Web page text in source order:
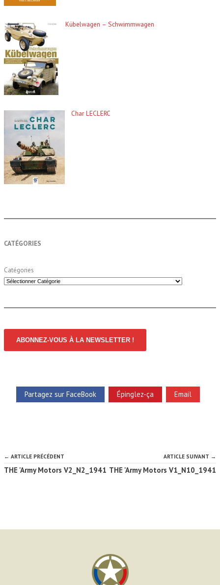
Kübelwagen – Schwimmwagen
Char LECLERC
CATÉGORIES
Catégories
ABONNEZ-VOUS À LA NEWSLETTER !
Partagez sur FaceBook Épinglez-ça Email
← ARTICLE PRÉCÉDENT
THE 'Army Motors V2_N2_1941
ARTICLE SUIVANT →
THE 'Army Motors V1_N10_1941